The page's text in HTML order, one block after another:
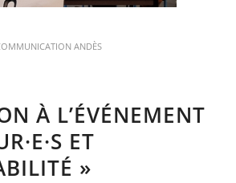
ANDÈS
À L’ÉVÉNEMENT
ET
»